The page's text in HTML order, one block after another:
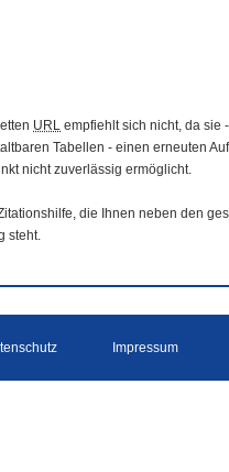
URL empfiehlt sich nicht, da sie -
Tabellen - einen erneuten
nicht zuverlässig ermöglicht.
die Ihnen neben den
steht.
Impressum